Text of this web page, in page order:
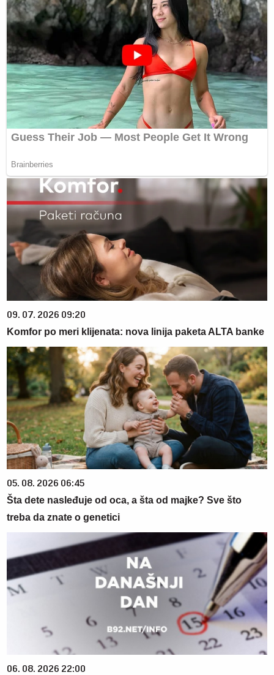
09. 07. 2026 09:20
Komfor po meri klijenata: nova linija paketa ALTA banke
05. 08. 2026 06:45
Šta dete nasleđuje od oca, a šta od majke? Sve što
treba da znate o genetici
06. 08. 2026 22:00